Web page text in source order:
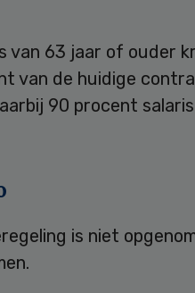
van 63 jaar of ouder
van de huidige
90 procent
is niet